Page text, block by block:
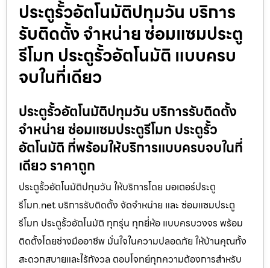
ประตูรั้วอัตโนมัติปทุมวัน บริการ
รับติดตั้ง จำหน่าย ซ่อมแซมประตู
รีโมท ประตูรั้วอัตโนมัติ แบบครบ
จบในที่เดียว
ประตูรั้วอัตโนมัติปทุมวัน บริการรับติดตั้ง
จำหน่าย ซ่อมแซมประตูรีโมท ประตูรั้ว
อัตโนมัติ ที่พร้อมให้บริการแบบครบจบในที่
เดียว ราคาถูก
ประตูรั้วอัตโนมัติปทุมวัน ให้บริการโดย มอเตอร์ประตู
รีโมท.net บริการรับติดตั้ง จัดจำหน่าย และ ซ่อมแซมประตู
รีโมท ประตูรั้วอัตโนมัติ ทุกรุ่น ทุกยี่ห้อ แบบครบวงจร พร้อม
ติดตั้งโดยช่างมืออาชีพ มั่นใจในความปลอดภัย ให้บ้านคุณทั้ง
สะดวกสบายและไร้กังวล ตอบโจทย์ทุกความต้องการสำหรับ